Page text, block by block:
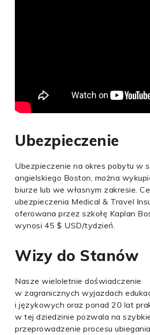
Ubezpieczenie
Ubezpieczenie na okres pobytu w
angielskiego Boston, można
biurze lub we własnym zakresie.
ubezpieczenia Medical & Travel
oferowana przez szkołę Kaplan
wynosi 45 $ USD/tydzień.
Wizy do Stanów
Nasze wieloletnie doświadczenie
w zagranicznych wyjazdach
i językowych oraz ponad 20 lat
w tej dziedzinie pozwala na
przeprowadzenie procesu